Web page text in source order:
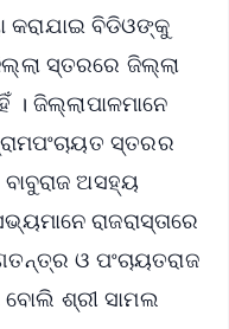
କରାଯାଇ ବିଡିଓଙ୍କୁ
ସ୍ତରରେ ଜିଲ୍ଲା
ଜିଲ୍ଲାପାଳମାନେ
ସ୍ତରର
ଅସହ୍ୟ
ରାଜରାସ୍ତାରେ
ଓ ପଂଚାୟତରାଜ
ବୋଲି ଶ୍ରୀ ସାମଲ